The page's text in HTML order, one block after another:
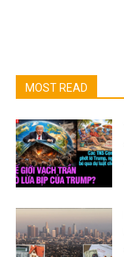
MOST READ